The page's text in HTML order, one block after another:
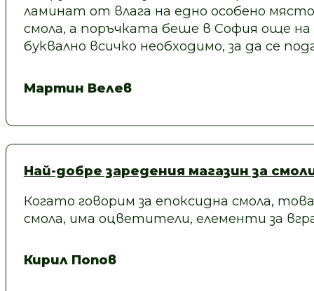
ламинат от влага на едно особено
смола, а поръчката беше в София още
буквално всичко необходимо, за да се
Мартин Велев
Най-добре заредения магазин за
Когато говорим за епоксидна смола,
смола, има оцветители, елементи за
Кирил Попов